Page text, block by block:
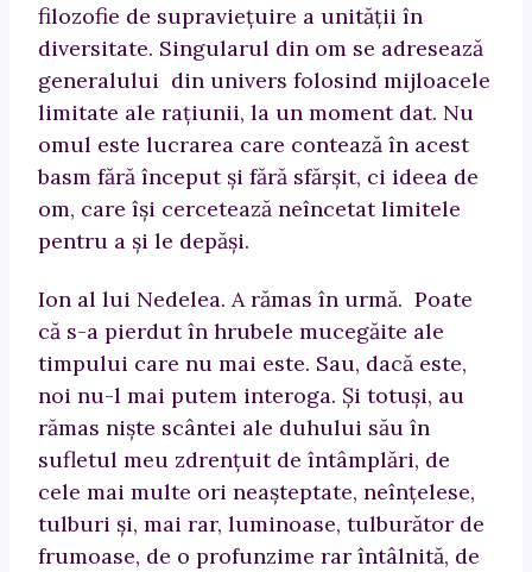
filozofie de supravieţuire a unităţii în
diversitate. Singularul din om se adresează
generalului din univers folosind mijloacele
limitate ale raţiunii, la un moment dat. Nu
omul este lucrarea care contează în acest
basm fără început şi fără sfărşit, ci ideea de
om, care îşi cercetează neîncetat limitele
pentru a şi le depăşi.
Ion al lui Nedelea. A rămas în urmă. Poate
că s-a pierdut în hrubele mucegăite ale
timpului care nu mai este. Sau, dacă este,
noi nu-l mai putem interoga. Şi totuşi, au
rămas nişte scântei ale duhului său în
sufletul meu zdrenţuit de întâmplări, de
cele mai multe ori neaşteptate, neînţelese,
tulburi şi, mai rar, luminoase, tulburător de
frumoase, de o profunzime rar întâlnită, de